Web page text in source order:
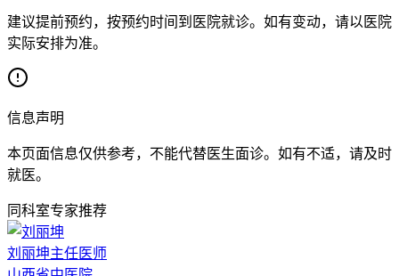
建议提前预约，按预约时间到医院就诊。如有变动，请以医院
实际安排为准。
信息声明
本页面信息仅供参考，不能代替医生面诊。如有不适，请及时
就医。
同科室专家推荐
刘丽坤主任医师